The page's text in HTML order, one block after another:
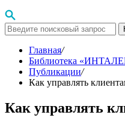
Главная/
Библиотека
Публикации/
Как управлять
Как управлять